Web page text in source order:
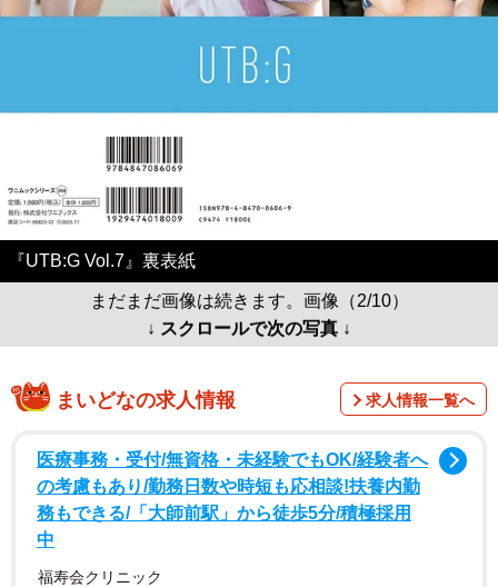
『UTB:G Vol.7』裏表紙
まだまだ画像は続きます。画像（2/10）
↓ スクロールで次の写真 ↓
まいどなの求人情報 求人情報一覧へ
医療事務・受付/無資格・未経験でもOK/経験者へ
の考慮もあり/勤務日数や時短も応相談!扶養内勤
務もできる/「大師前駅」から徒歩5分/積極採用
中
福寿会クリニック